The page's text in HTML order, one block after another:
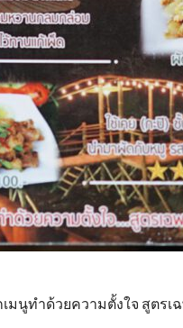
นูทำด้วยความตั้งใจ สูตร